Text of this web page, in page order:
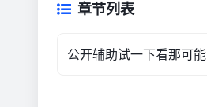
章节列表
公开辅助试一下看那可能